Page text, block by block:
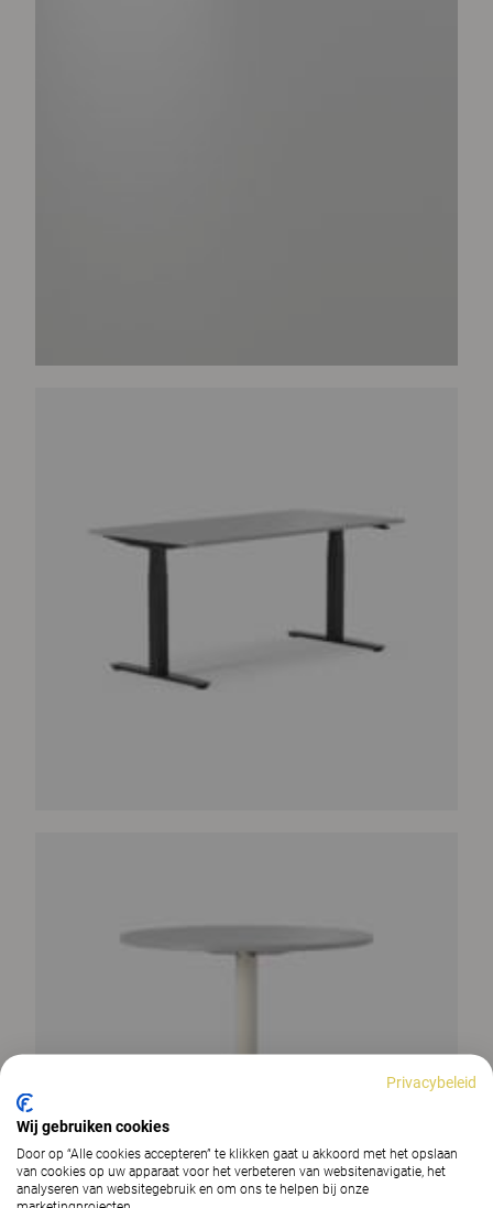
Privacybeleid
Wij gebruiken cookies
Door op “Alle cookies accepteren” te klikken gaat u akkoord met het opslaan
van cookies op uw apparaat voor het verbeteren van websitenavigatie, het
analyseren van websitegebruik en om ons te helpen bij onze